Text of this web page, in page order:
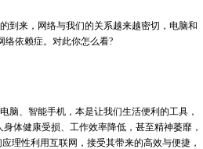
来，网络与我们的关系越来越密切，电脑和
络依赖症。对此你怎么看?
、智能手机，本是让我们生活便利的工具，
体健康受损、工作效率降低，甚至精神萎靡，
理性利用互联网，接受其带来的高效与便捷，